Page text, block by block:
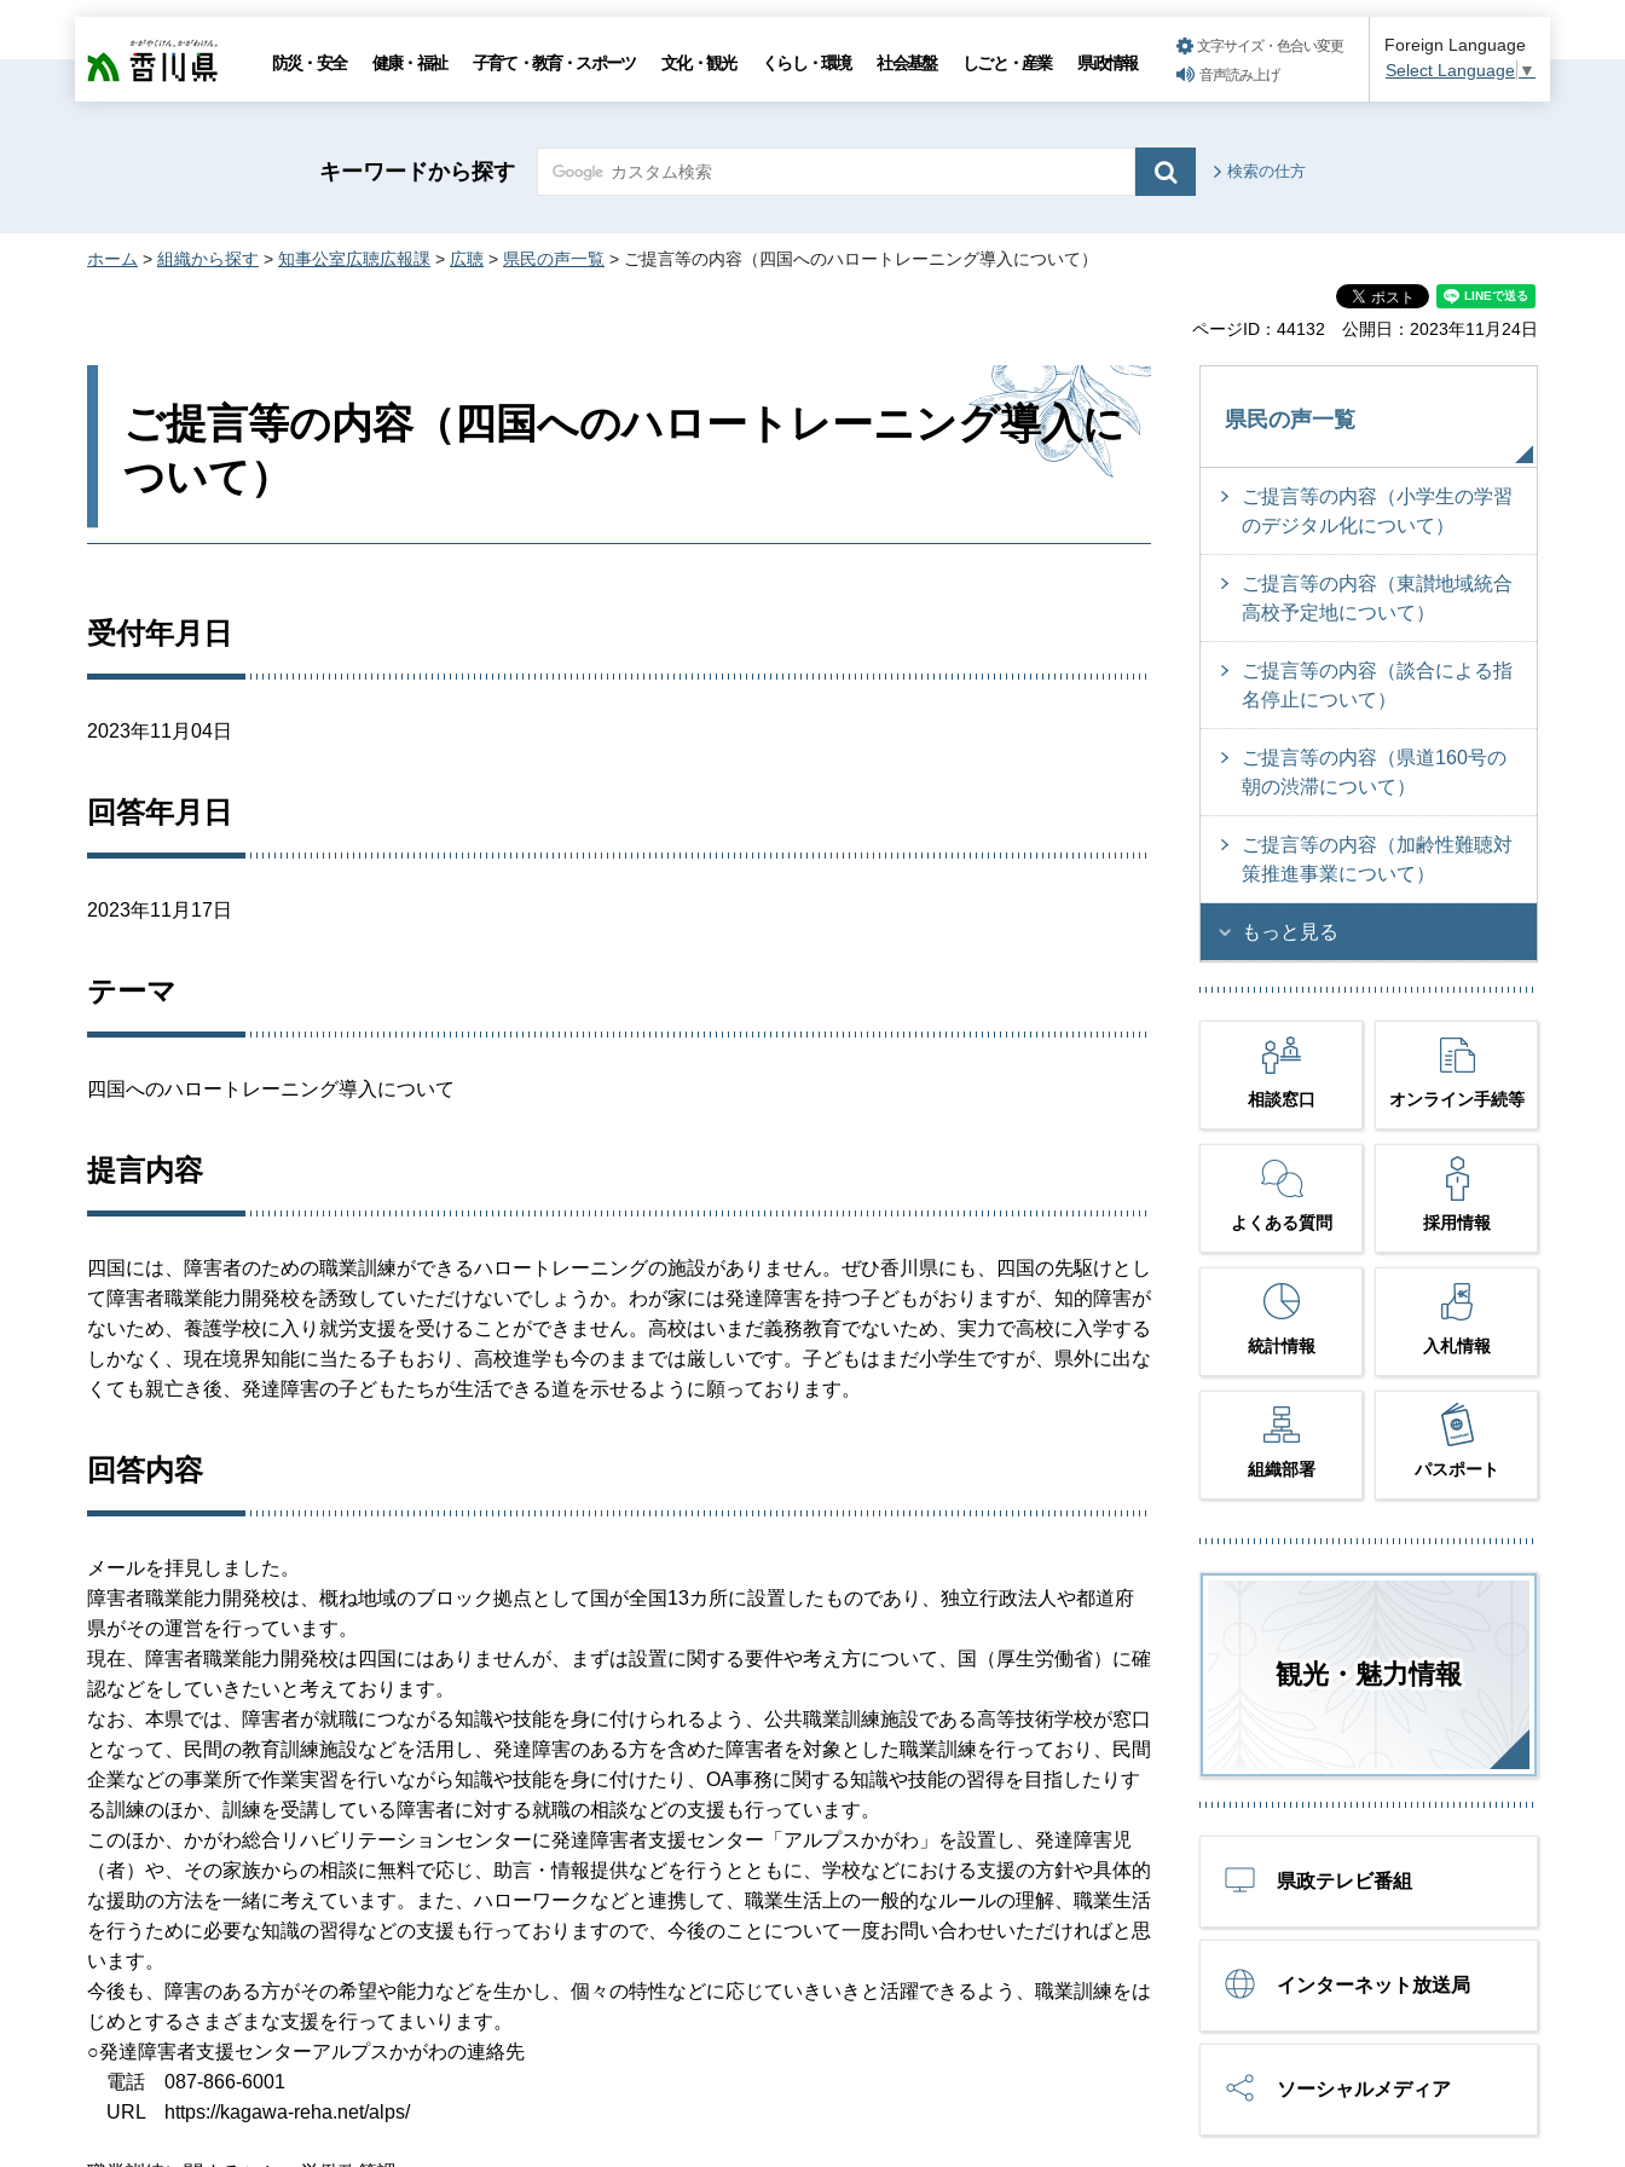
香川県 防災・安全 健康・福祉 子育て・教育・スポーツ 文化・観光 くらし・環境 社会基盤 しごと・産業 県政情報
文字サイズ・色合い変更
音声読み上げ
Foreign Language
Select Language ▼
キーワードから探す 検索の仕方
ホーム > 組織から探す > 知事公室広聴広報課 > 広聴 > 県民の声一覧 > ご提言等の内容（四国へのハロートレーニング導入について）
ページID：44132 公開日：2023年11月24日
ご提言等の内容（四国へのハロートレーニング導入に
ついて）
受付年月日
2023年11月04日
回答年月日
2023年11月17日
テーマ
四国へのハロートレーニング導入について
提言内容
四国には、障害者のための職業訓練ができるハロートレーニングの施設がありません。ぜひ香川県にも、四国の先駆けとし
て障害者職業能力開発校を誘致していただけないでしょうか。わが家には発達障害を持つ子どもがおりますが、知的障害が
ないため、養護学校に入り就労支援を受けることができません。高校はいまだ義務教育でないため、実力で高校に入学する
しかなく、現在境界知能に当たる子もおり、高校進学も今のままでは厳しいです。子どもはまだ小学生ですが、県外に出な
くても親亡き後、発達障害の子どもたちが生活できる道を示せるように願っております。
回答内容
メールを拝見しました。
障害者職業能力開発校は、概ね地域のブロック拠点として国が全国13カ所に設置したものであり、独立行政法人や都道府
県がその運営を行っています。
現在、障害者職業能力開発校は四国にはありませんが、まずは設置に関する要件や考え方について、国（厚生労働省）に確
認などをしていきたいと考えております。
なお、本県では、障害者が就職につながる知識や技能を身に付けられるよう、公共職業訓練施設である高等技術学校が窓口
となって、民間の教育訓練施設などを活用し、発達障害のある方を含めた障害者を対象とした職業訓練を行っており、民間
企業などの事業所で作業実習を行いながら知識や技能を身に付けたり、OA事務に関する知識や技能の習得を目指したりす
る訓練のほか、訓練を受講している障害者に対する就職の相談などの支援も行っています。
このほか、かがわ総合リハビリテーションセンターに発達障害者支援センター「アルプスかがわ」を設置し、発達障害児
（者）や、その家族からの相談に無料で応じ、助言・情報提供などを行うとともに、学校などにおける支援の方針や具体的
な援助の方法を一緒に考えています。また、ハローワークなどと連携して、職業生活上の一般的なルールの理解、職業生活
を行うために必要な知識の習得などの支援も行っておりますので、今後のことについて一度お問い合わせいただければと思
います。
今後も、障害のある方がその希望や能力などを生かし、個々の特性などに応じていきいきと活躍できるよう、職業訓練をは
じめとするさまざまな支援を行ってまいります。
○発達障害者支援センターアルプスかがわの連絡先
電話 087-866-6001
URL https://kagawa-reha.net/alps/
県民の声一覧
ご提言等の内容（小学生の学習
のデジタル化について）
ご提言等の内容（東讃地域統合
高校予定地について）
ご提言等の内容（談合による指
名停止について）
ご提言等の内容（県道160号の
朝の渋滞について）
ご提言等の内容（加齢性難聴対
策推進事業について）
もっと見る
相談窓口 オンライン手続等
よくある質問 採用情報
統計情報 入札情報
組織部署 パスポート
観光・魅力情報
県政テレビ番組
インターネット放送局
ソーシャルメディア